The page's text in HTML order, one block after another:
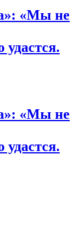
«Мы не
удастся.
«Мы не
удастся.